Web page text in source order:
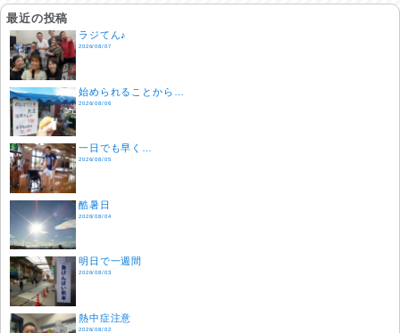
最近の投稿
ラジてん♪
2026/08/07
始められることから…
2026/08/06
一日でも早く…
2026/08/05
酷暑日
2026/08/04
明日で一週間
2026/08/03
熱中症注意
2026/08/02